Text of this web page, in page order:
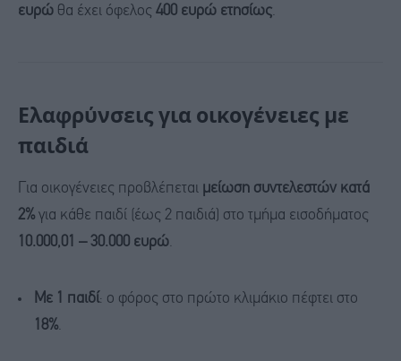
ευρώ θα έχει όφελος 400 ευρώ ετησίως.
Ελαφρύνσεις για οικογένειες με
παιδιά
Για οικογένειες προβλέπεται μείωση συντελεστών κατά
2% για κάθε παιδί (έως 2 παιδιά) στο τμήμα εισοδήματος
10.000,01 – 30.000 ευρώ.
Με 1 παιδί: ο φόρος στο πρώτο κλιμάκιο πέφτει στο
18%.